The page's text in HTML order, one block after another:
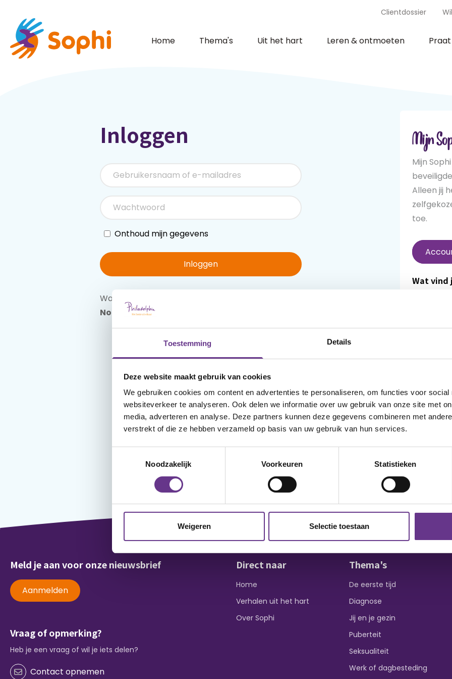
Toestemming Details
Deze website maakt gebruik van cookies
We gebruiken cookies om content en advertenties te personaliseren, om functies voor social
websiteverkeer te analyseren. Ook delen we informatie over uw gebruik van onze site met
media, adverteren en analyse. Deze partners kunnen deze gegevens combineren met
verstrekt of die ze hebben verzameld op basis van uw gebruik van hun services.
Noodzakelijk
Voorkeuren Statistieken
Weigeren Selectie toestaan
Clientdossier
Home Thema's Uit het hart Leren & ontmoeten
Inloggen
Onthoud mijn gegevens
Inloggen
Wachtwoord vergeten?
Nog geen account?
Mijn
Mijn
Alleen jij
toe.
Wat vind
en
favoriet
Wanneer
reageren
Meld je aan voor onze nieuwsbrief
Aanmelden
Vraag of opmerking?
Heb je een vraag of wil je iets delen?
Contact opnemen
Direct naar
Home
Verhalen uit het hart
Over Sophi
Thema's
De eerste tijd
Diagnose
Jij en je gezin
Puberteit
Seksualiteit
Werk of dagbesteding